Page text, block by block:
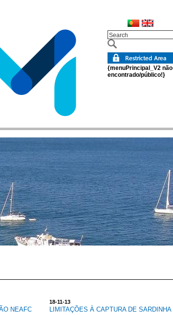
{menuPrincipal_V2 não
encontrado/público!}
NEAFC
18-11-13
LIMITAÇÕES À CAPTURA DE SARDINHA